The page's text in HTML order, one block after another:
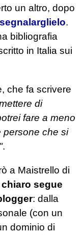
un altro, dopo
segnalarglielo.
bibliografia
in Italia sui
che fa scrivere
di
fare a meno
persone che si
.
a Maistrello di
segue
: dalla
(con un
dominio di